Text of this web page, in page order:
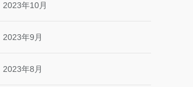
2023年10月
2023年9月
2023年8月